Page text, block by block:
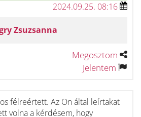
2024.09.25. 08:16
Zsuzsanna
Megosztom
Jelentem
félreértett. Az Ön által leírtakat
volna a kérdésem, hogy